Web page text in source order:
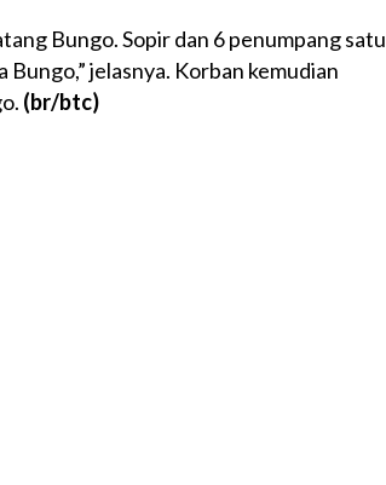
Bungo. Sopir dan 6 penumpang satu
jelasnya. Korban kemudian
(br/btc)